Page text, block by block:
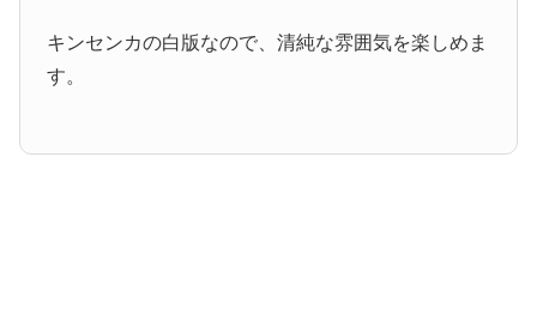
キンセンカの白版なので、清純な雰囲気を楽しめま
す。